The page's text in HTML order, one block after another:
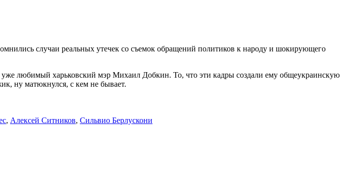
случаи реальных утечек со съемок обращений политиков к народу и шокирующего
любимый харьковский мэр Михаил Добкин. То, что эти кадры создали ему общеукраинскую
ну матюкнулся, с кем не бывает.
, Алексей Ситников, Сильвио Берлускони